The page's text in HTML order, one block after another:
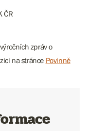
ČR
zpráv o
na stránce Povinně